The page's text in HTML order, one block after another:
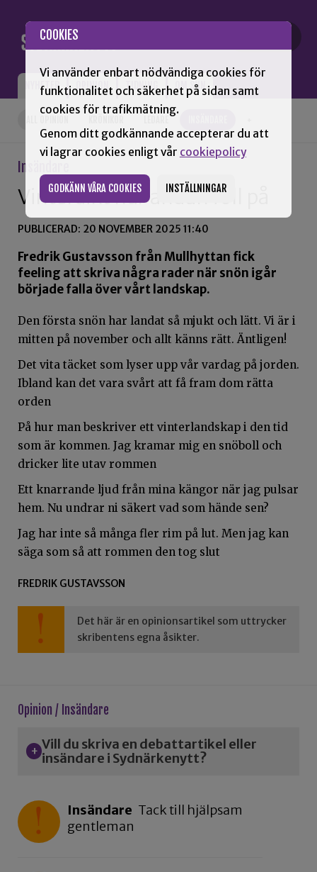
COOKIES
Vi använder enbart nödvändiga cookies för
funktionalitet och säkerhet på sidan samt
cookies för trafikmätning.
Genom ditt godkännande accepterar du att
vi lagrar cookies enligt vår cookiepolicy
GODKÄNN VÅRA COOKIES INSTÄLLNINGAR
NYHETER OPINION TIDNING OM SNN
Insändare
Vinterdikt när andan föll på
PUBLICERAD: 20 NOVEMBER 2025 11:40
Fredrik Gustavsson från Mullhyttan fick
feeling att skriva några rader när snön igår
började falla över vårt landskap.
Den första snön har landat så mjukt och lätt. Vi är i
mitten på november och allt känns rätt. Äntligen!
Det vita täcket som lyser upp vår vardag på jorden.
Ibland kan det vara svårt att få fram dom rätta
orden
På hur man beskriver ett vinterlandskap i den tid
som är kommen. Jag kramar mig en snöboll och
dricker lite utav rommen
Ett knarrande ljud från mina kängor när jag pulsar
hem. Nu undrar ni säkert vad som hände sen?
Jag har inte så många fler rim på lut. Men jag kan
säga som så att rommen den tog slut
FREDRIK GUSTAVSSON
Det här är en opinionsartikel som uttrycker
skribentens egna åsikter.
Opinion / Insändare
Vill du skriva en debattartikel eller
insändare i Sydnärkenytt?
Insändare Tack till hjälpsam
gentleman